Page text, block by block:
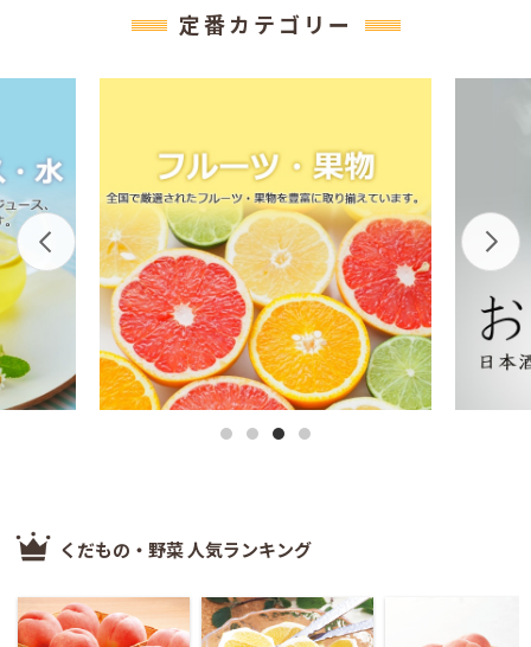
定番カテゴリー
くだもの・野菜 人気ランキング